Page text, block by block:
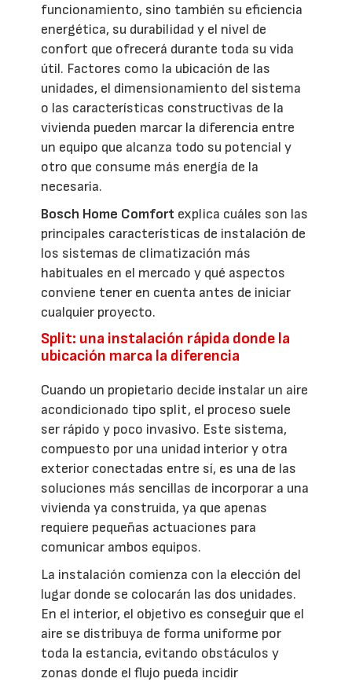
funcionamiento, sino también su eficiencia
energética, su durabilidad y el nivel de
confort que ofrecerá durante toda su vida
útil. Factores como la ubicación de las
unidades, el dimensionamiento del sistema
o las características constructivas de la
vivienda pueden marcar la diferencia entre
un equipo que alcanza todo su potencial y
otro que consume más energía de la
necesaria.
Bosch Home Comfort explica cuáles son las
principales características de instalación de
los sistemas de climatización más
habituales en el mercado y qué aspectos
conviene tener en cuenta antes de iniciar
cualquier proyecto.
Split: una instalación rápida donde la
ubicación marca la diferencia
Cuando un propietario decide instalar un aire
acondicionado tipo split, el proceso suele
ser rápido y poco invasivo. Este sistema,
compuesto por una unidad interior y otra
exterior conectadas entre sí, es una de las
soluciones más sencillas de incorporar a una
vivienda ya construida, ya que apenas
requiere pequeñas actuaciones para
comunicar ambos equipos.
La instalación comienza con la elección del
lugar donde se colocarán las dos unidades.
En el interior, el objetivo es conseguir que el
aire se distribuya de forma uniforme por
toda la estancia, evitando obstáculos y
zonas donde el flujo pueda incidir